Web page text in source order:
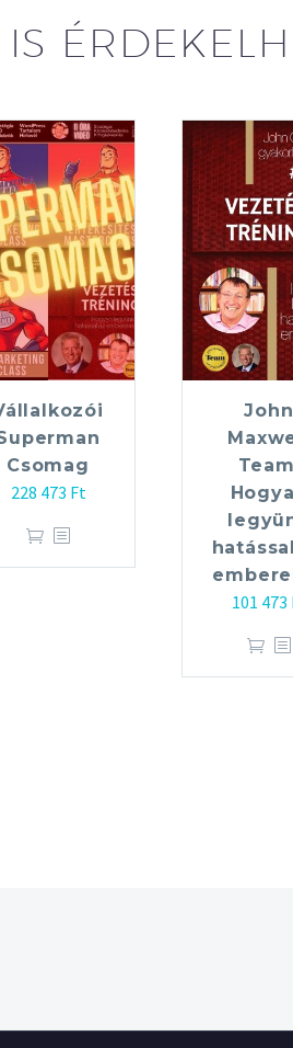
Csomag
228 473 Ft
John
101 473